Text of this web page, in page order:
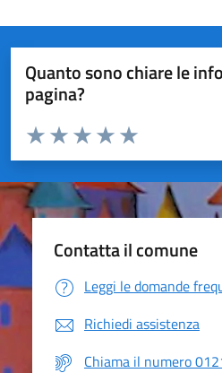
Quanto sono chiare le
pagina?
Valuta da 1 a 5 stelle la pagina
Valuta 5 stelle
Valuta 4 stelle su 5
Valuta 3 stelle su 5
Valuta 2 stelle su 5
Valuta 1 stelle su 5
Contatta il comune
Leggi le domande
Richiedi assistenza
Chiama il numero